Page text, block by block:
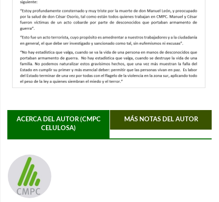
ACERCA DEL AUTOR (CMPC
CELULOSA)
MÁS NOTAS DEL AUTOR